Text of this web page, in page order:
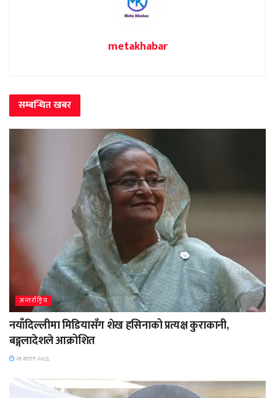
metakhabar
सम्बन्धितखबर
अन्तर्राष्ट्रिय
नयाँदिल्लीमा मिडियासँग शेख हसिनाको प्रत्यक्ष कुराकानी,
बङ्गलादेशले आक्रोशित
२१ साउन २०८३,